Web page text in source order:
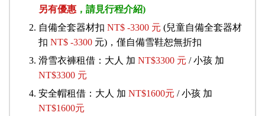
另有優惠 ，請見行程介紹)
自備全套器材扣 NT$ -3300 元 (兒童自備全套器材
扣 NT$ -3300 元)，僅自備雪鞋恕無折扣
滑雪衣褲租借：大人 加 NT$3300 元 / 小孩 加
NT$3300 元
安全帽租借：大人 加 NT$1600元 / 小孩 加
NT$1600元